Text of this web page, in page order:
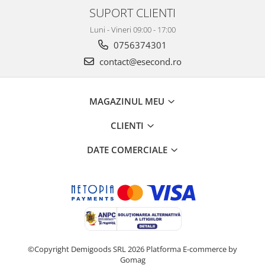
Servere, Componente & UPS
Sport & Activitati in aer liber
Accesorii antrenament
Accesorii Fitness
TV, Audio & Foto
Aparate Foto & Accesorii
Audio HI-FI & Profesionale
Drone si Accesorii
SUPORT CLIENTI
Luni - Vineri 09:00 - 17:00
0756374301
contact@esecond.ro
MAGAZINUL MEU
CLIENTI
DATE COMERCIALE
©Copyright Demigoods SRL 2026 Platforma E-commerce by
Gomag